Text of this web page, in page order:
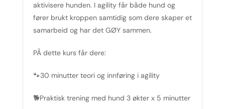
aktivisere hunden. I agility får både hund og
fører brukt kroppen samtidig som dere skaper et
samarbeid og har det GØY sammen.
PÅ dette kurs får dere:
🐾30 minutter teori og innføring i agility
🐕Praktisk trening med hund 3 økter x 5 minutter